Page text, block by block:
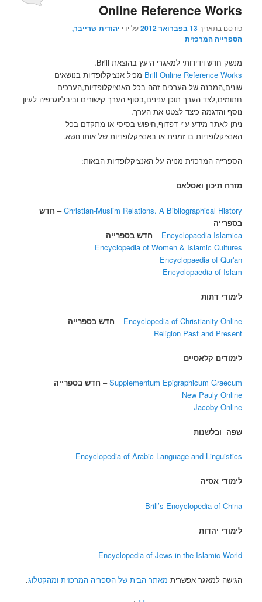
דת
ופולקלור,
דת
דת
ואקולוגיה
ועוד.
Online Reference Works
פורסם בתאריך13 בפברואר 2012 על ידי יהודית שרייבר,
הספרייה המרכזית
מנשק חדש וידידותי למאגרי היעץ בהוצאת Brill.
Brill Online Reference Works מכיל אנציקלופדיות בנושאים
שונים,המבנה של הערכים זהה בכל האנציקלופדיות,הערכים
חתומים,לצד הערך תוכן ענינים,בסוף הערך קישורים וביבליוגרפיה לעיון
נוסף והדגמה כיצד לצטט את הערך.
ניתן לאתר מידע ע"י דפדוף,חיפוש בסיסי או מתקדם בכל
האנציקלופדיות בו זמנית או באנציקלופדיות של אותו נושא.
הספרייה המרכזית מנויה על האנציקלופדיות הבאות:
מזרח תיכון ואסלאם
Christian-Muslim Relations. A Bibliographical History
– חדש
בספרייה
Encyclopaedia Islamica
– חדש בספרייה
Encyclopedia of Women & Islamic Cultures
Encyclopaedia of Qur'an
Encyclopaedia of Islam
לימודי דתות
Encyclopedia of Christianity Online
– חדש בספרייה
Religion Past and Present
לימודים קלאסיים
Supplementum Epigraphicum Graecum
– חדש בספרייה
New Pauly Online
Jacoby Online
שפה ובלשנות
Encyclopedia of Arabic Language and Linguistics
לימודי אסיה
Brill’s Encyclopedia of China
לימודי יהדות
Encyclopedia of Jews in the Islamic World
הגישה למאגר אפשרית מאתר הבית של הספריה המרכזית ומהקטלוג.